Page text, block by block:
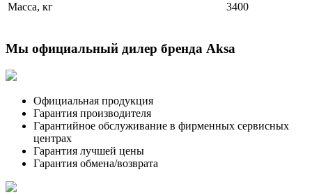
Масса, кг
3400
Мы официальный дилер бренда Aksa
Официальная продукция
Гарантия производителя
Гарантийное обслуживание в фирменных сервисных
центрах
Гарантия лучшей цены
Гарантия обмена/возврата